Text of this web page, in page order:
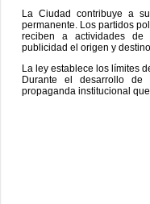
La Ciudad contribuye a
permanente. Los partidos
reciben a actividades de
publicidad el origen y
La ley establece los límites
Durante el desarrollo
propaganda institucional